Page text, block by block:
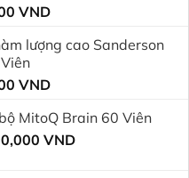
VND.
VNDGiá
tại
600,000 VND.
lượng cao Sanderson
VND.
VNDGiá
tại
là:
MitoQ Brain 60 Viên
VNDGiá